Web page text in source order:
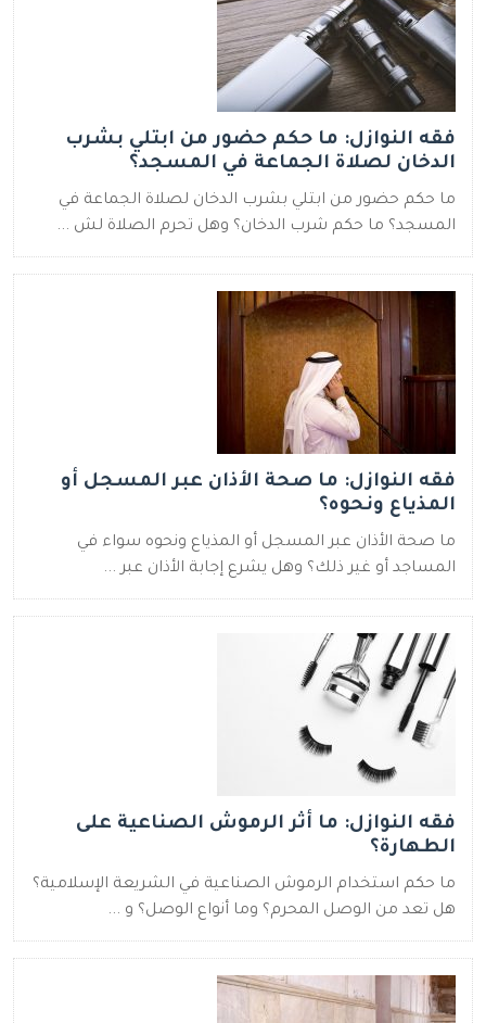
فقه النوازل: ما حكم حضور من ابتلي بشرب
الدخان لصلاة الجماعة في المسجد؟
ما حكم حضور من ابتلي بشرب الدخان لصلاة الجماعة في
المسجد؟ ما حكم شرب الدخان؟ وهل تحرم الصلاة لش ...
فقه النوازل: ما صحة الأذان عبر المسجل أو
المذياع ونحوه؟
ما صحة الأذان عبر المسجل أو المذياع ونحوه سواء في
المساجد أو غير ذلك؟ وهل يشرع إجابة الأذان عبر ...
فقه النوازل: ما أثر الرموش الصناعية على
الطهارة؟
ما حكم استخدام الرموش الصناعية في الشريعة الإسلامية؟
هل تعد من الوصل المحرم؟ وما أنواع الوصل؟ و ...